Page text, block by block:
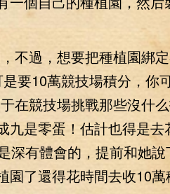
過，想要把種植園綁
要10萬競技場積分，你
在競技場挑戰那些沒什
九是零蛋！估計也得是去
深有體會的，提前和她
了還得花時間去收10萬